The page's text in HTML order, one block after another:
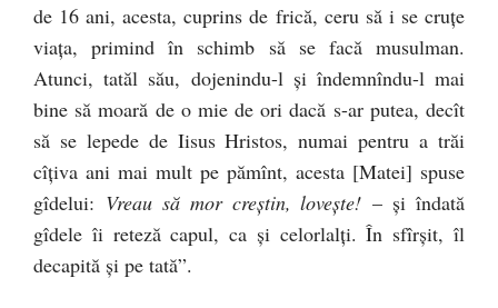
de 16 ani, acesta, cuprins de frică, ceru să i se cruţe
viaţa, primind în schimb să se facă musulman.
Atunci, tatăl său, dojenindu-l şi îndemnîndu-l mai
bine să moară de o mie de ori dacă s-ar putea, decît
să se lepede de Iisus Hristos, numai pentru a trăi
cîţiva ani mai mult pe pămînt, acesta [Matei] spuse
gîdelui: Vreau să mor creştin, loveşte! – şi îndată
gîdele îi reteză capul, ca şi celorlalţi. În sfîrşit, îl
decapită şi pe tată”.